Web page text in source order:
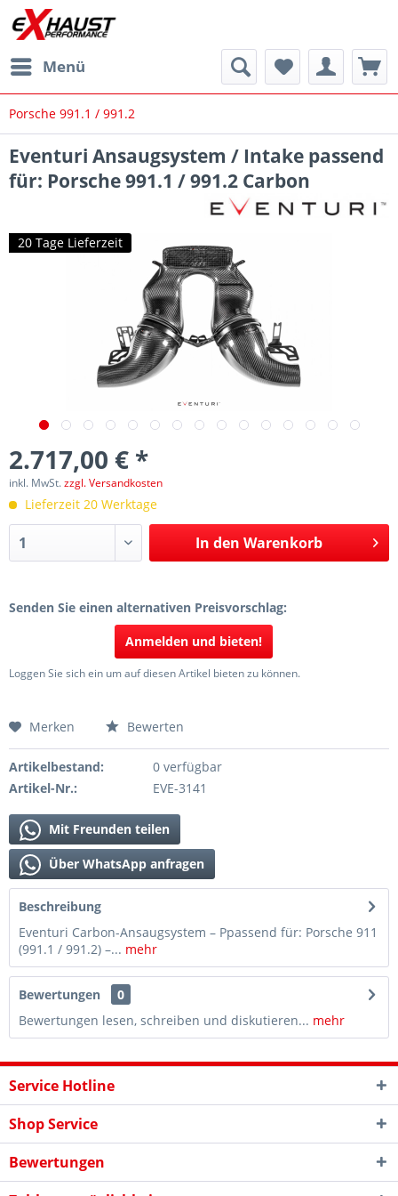
Menü
Porsche 991.1 / 991.2
Eventuri Ansaugsystem / Intake passend
für: Porsche 991.1 / 991.2 Carbon
20 Tage Lieferzeit
2.717,00 € *
inkl. MwSt.zzgl. Versandkosten
Lieferzeit 20 Werktage
In den Warenkorb
Senden Sie einen alternativen Preisvorschlag:
Anmelden und bieten!
Loggen Sie sich ein um auf diesen Artikel bieten zu können.
Merken Bewerten
Artikelbestand:
0 verfügbar
Artikel-Nr.:
EVE-3141
Mit Freunden teilen
Über WhatsApp anfragen
Beschreibung
Eventuri Carbon-Ansaugsystem – Ppassend für: Porsche 911
(991.1 / 991.2) –... mehr
Bewertungen
0
Bewertungen lesen, schreiben und diskutieren... mehr
Service Hotline
Shop Service
Bewertungen